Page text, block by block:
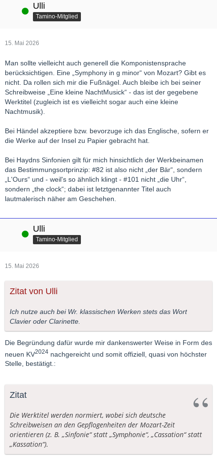
Online Ulli
Tamino-Mitglied
15. Mai 2026
Man sollte vielleicht auch generell die Komponistensprache
berücksichtigen. Eine „Symphony in g minor“ von Mozart? Gibt es
nicht. Da rollen sich mir die Fußnägel. Auch bleibe ich bei seiner
Schreibweise „Eine kleine NachtMusick“ - das ist der gegebene
Werktitel (zugleich ist es vielleicht sogar auch eine kleine
Nachtmusik).
Bei Händel akzeptiere bzw. bevorzuge ich das Englische, sofern er
die Werke auf der Insel zu Papier gebracht hat.
Bei Haydns Sinfonien gilt für mich hinsichtlich der Werkbeinamen
das Bestimmungsortprinzip: #82 ist also nicht „der Bär“, sondern
„L'Ours“ und - weil's so ähnlich klingt - #101 nicht „die Uhr“,
sondern „the clock“; dabei ist letztgenannter Titel auch
lautmalerisch näher am Geschehen.
Online Ulli
Tamino-Mitglied
15. Mai 2026
Zitat von Ulli
Ich nutze auch bei Wr. klassischen Werken stets das Wort
Clavier oder Clarinette.
Die Begründung dafür wurde mir dankenswerter Weise in Form des
neuen KV2024 nachgereicht und somit offiziell, quasi von höchster
Stelle, bestätigt.:
Zitat
Die Werktitel werden normiert, wobei sich deutsche
Schreibweisen an den Gepflogenheiten der Mozart-Zeit
orientieren (z. B. „Sinfonie“ statt „Symphonie“, „Cassation“ statt
„Kassation“).